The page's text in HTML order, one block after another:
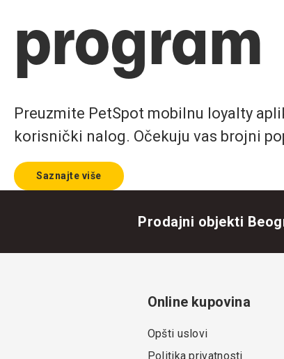
program
Preuzmite PetSpot mobilnu loyalty
korisnički nalog. Očekuju vas brojni
Saznajte više
Prodajni objekti
Online kupovina
Opšti uslovi
Politika privatnosti